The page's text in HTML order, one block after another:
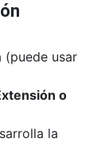
(puede usar
o
la